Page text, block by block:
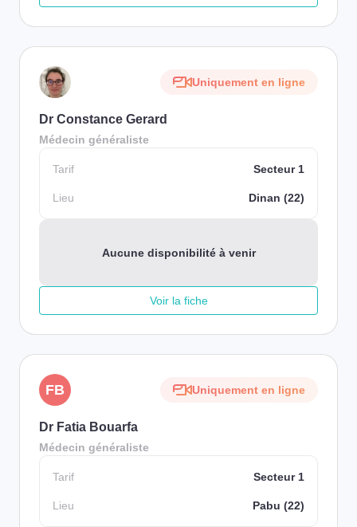
Uniquement en ligne
Dr Constance Gerard
Médecin généraliste
Tarif Secteur 1
Lieu Dinan (22)
Aucune disponibilité à venir
Voir la fiche
FB Uniquement en ligne
Dr Fatia Bouarfa
Médecin généraliste
Tarif Secteur 1
Lieu Pabu (22)